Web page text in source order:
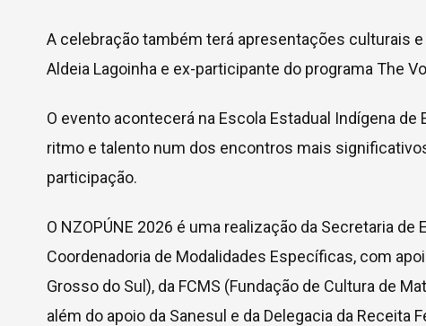
A celebração também terá apresentações culturais
Aldeia Lagoinha e ex-participante do programa The
O evento acontecerá na Escola Estadual Indígena
ritmo e talento num dos encontros mais
participação.
O NZOPÚNE 2026 é uma realização da Secretaria
Coordenadoria de Modalidades Específicas, com
Grosso do Sul), da FCMS (Fundação de Cultura de
além do apoio da Sanesul e da Delegacia da Receita